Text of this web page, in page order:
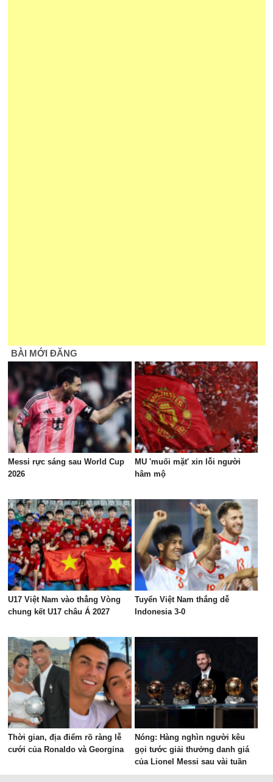
BÀI MỚI ĐĂNG
Messi rực sáng sau World Cup
2026
MU 'muối mặt' xin lỗi người
hâm mộ
U17 Việt Nam vào thẳng Vòng
chung kết U17 châu Á 2027
Tuyển Việt Nam thắng dễ
Indonesia 3-0
Thời gian, địa điểm rõ ràng lễ
cưới của Ronaldo và Georgina
Nóng: Hàng nghìn người kêu
gọi tước giải thưởng danh giá
của Lionel Messi sau vài tuần
được vinh danh?